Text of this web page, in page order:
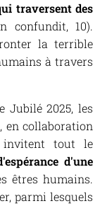
traversent des
confundit, 10).
la terrible
à travers
Jubilé 2025, les
en collaboration
invitent tout le
d'une
êtres humains.
parmi lesquels